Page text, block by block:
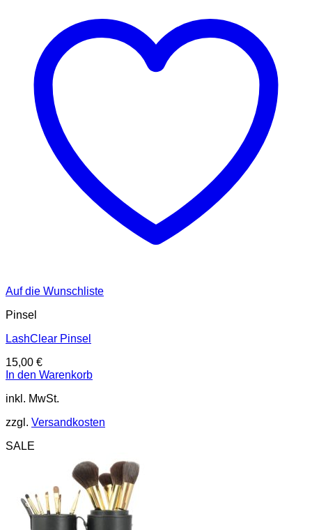
Auf die Wunschliste
Pinsel
LashClear Pinsel
15,00 €
In den Warenkorb
inkl. MwSt.
zzgl. Versandkosten
SALE